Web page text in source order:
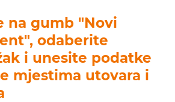
na gumb "Novi
odaberite
i unesite podatke
mjestima utovara i